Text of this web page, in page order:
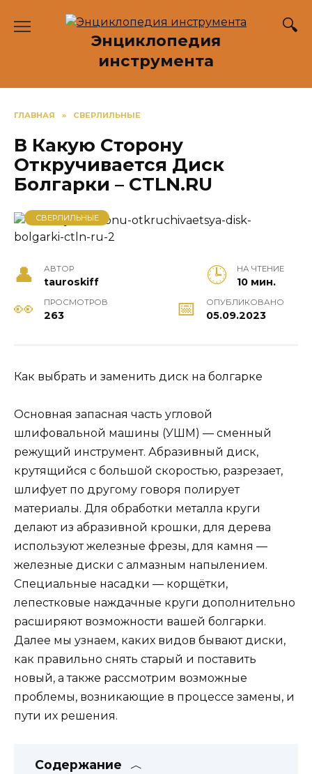
Энциклопедия
инструмента
ГЛАВНАЯ » СВЕРЛИЛЬНЫЕ
В Какую Сторону
Откручивается Диск
Болгарки – CTLN.RU
СВЕРЛИЛЬНЫЕ
АВТОР
tauroskiff
НА ЧТЕНИЕ
10 мин.
ПРОСМОТРОВ
263
ОПУБЛИКОВАНО
05.09.2023
Как выбрать и заменить диск на болгарке
Основная запасная часть угловой
шлифовальной машины (УШМ) — сменный
режущий инструмент. Абразивный диск,
крутящийся с большой скоростью, разрезает,
шлифует по другому говоря полирует
материалы. Для обработки металла круги
делают из абразивной крошки, для дерева
используют железные фрезы, для камня —
железные диски с алмазным напылением.
Специальные насадки — корщётки,
лепестковые наждачные круги дополнительно
расширяют возможности вашей болгарки.
Далее мы узнаем, каких видов бывают диски,
как правильно снять старый и поставить
новый, а также рассмотрим возможные
проблемы, возникающие в процессе замены, и
пути их решения.
Содержание